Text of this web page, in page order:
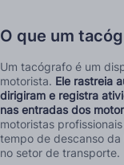
O que um
Um tacógrafo é um
motorista. Ele rastreia
dirigiram e registra
nas entradas dos
motoristas
tempo de descanso da
no setor de transporte.